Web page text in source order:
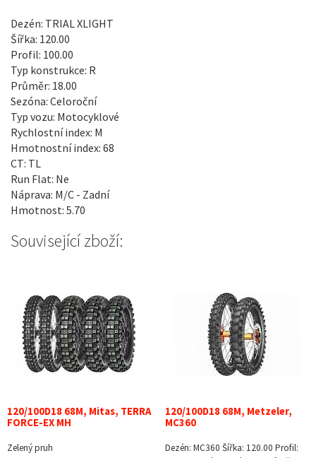
Dezén: TRIAL XLIGHT
Šířka: 120.00
Profil: 100.00
Typ konstrukce: R
Průměr: 18.00
Sezóna: Celoroční
Typ vozu: Motocyklové
Rychlostní index: M
Hmotnostní index: 68
CT: TL
Run Flat: Ne
Náprava: M/C - Zadní
Hmotnost: 5.70
Související zboží:
120/100D18 68M, Mitas, TERRA
FORCE-EX MH
Zelený pruh
120/100D18 68M, Metzeler,
MC360
Dezén: MC360 Šířka: 120.00 Profil: